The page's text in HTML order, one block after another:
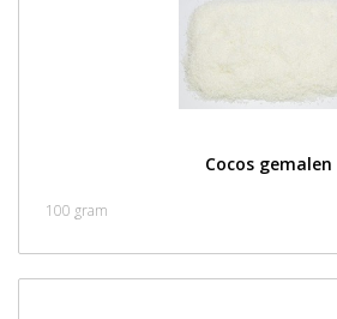
Cocos gemalen
100 gram